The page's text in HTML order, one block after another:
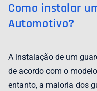
Como instalar
Automotivo?
A instalação de um
de acordo com o
entanto, a maioria dos